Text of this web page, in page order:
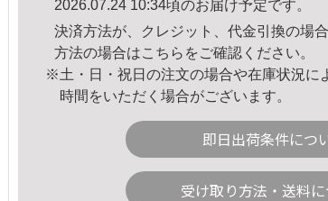
2026.07.24 10:34頃のお届け予定です。
決済方法が、クレジット、代金引換の場
方法の場合はこちら をご確認ください。
※土・日・祝日の注文の場合や在庫状況に
時間をいただく場合がございます。
即日出荷条件につ
受け取り方法・送料